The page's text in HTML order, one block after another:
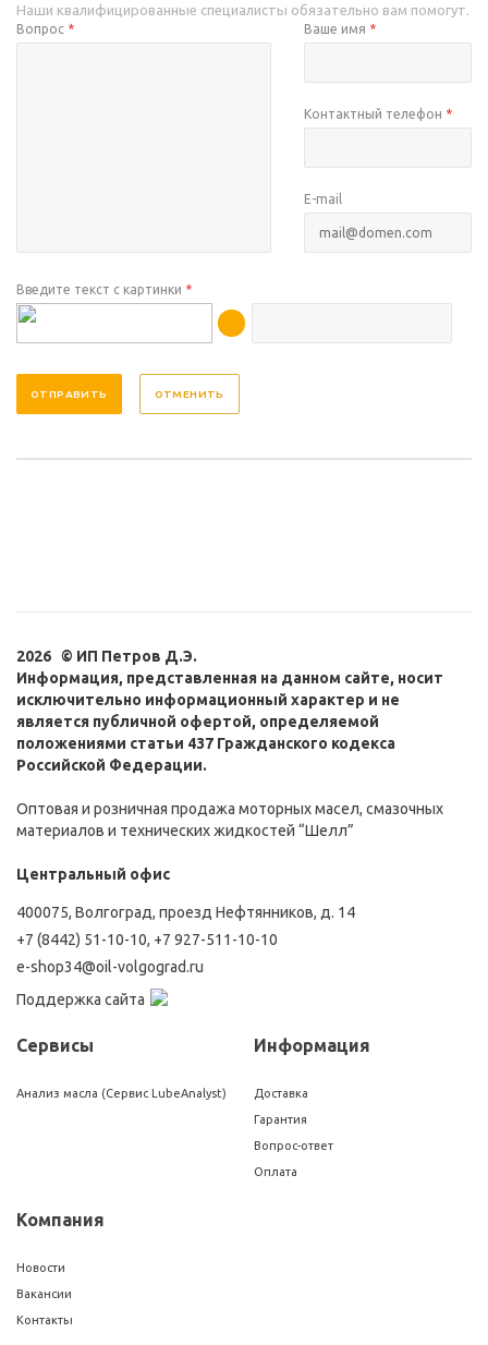
Наши квалифицированные специалисты обязательно вам помогут.
Вопрос * Ваше имя *
Контактный телефон *
E-mail
Введите текст с картинки *
ОТМЕНИТЬ
2026 © ИП Петров Д.Э.
Информация, представленная на данном сайте, носит
исключительно информационный характер и не
является публичной офертой, определяемой
положениями статьи 437 Гражданского кодекса
Российской Федерации.
Оптовая и розничная продажа моторных масел, смазочных
материалов и технических жидкостей “Шелл”
Центральный офис
400075, Волгоград, проезд Нефтянников, д. 14
+7 (8442) 51-10-10, +7 927-511-10-10
e-shop34@oil-volgograd.ru
Поддержка сайта
Сервисы
Анализ масла (Сервис LubeAnalyst)
Информация
Доставка
Гарантия
Вопрос-ответ
Оплата
Компания
Новости
Вакансии
Контакты